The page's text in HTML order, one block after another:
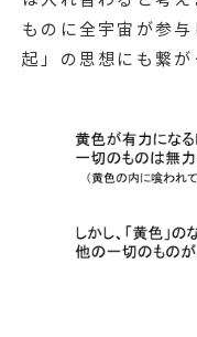
ものに全宇宙が参
起」の思想にも繋が